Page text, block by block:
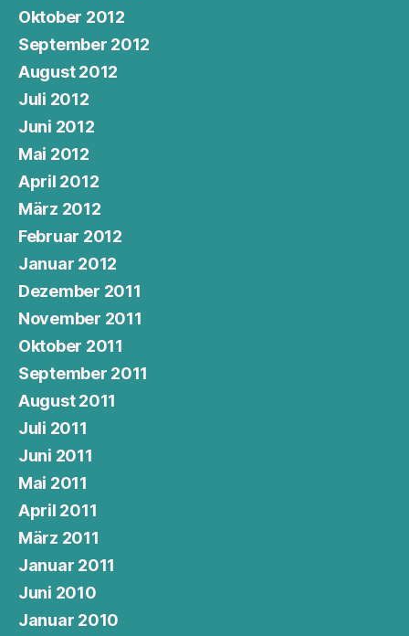
Oktober 2012
September 2012
August 2012
Juli 2012
Juni 2012
Mai 2012
April 2012
März 2012
Februar 2012
Januar 2012
Dezember 2011
November 2011
Oktober 2011
September 2011
August 2011
Juli 2011
Juni 2011
Mai 2011
April 2011
März 2011
Januar 2011
Juni 2010
Januar 2010